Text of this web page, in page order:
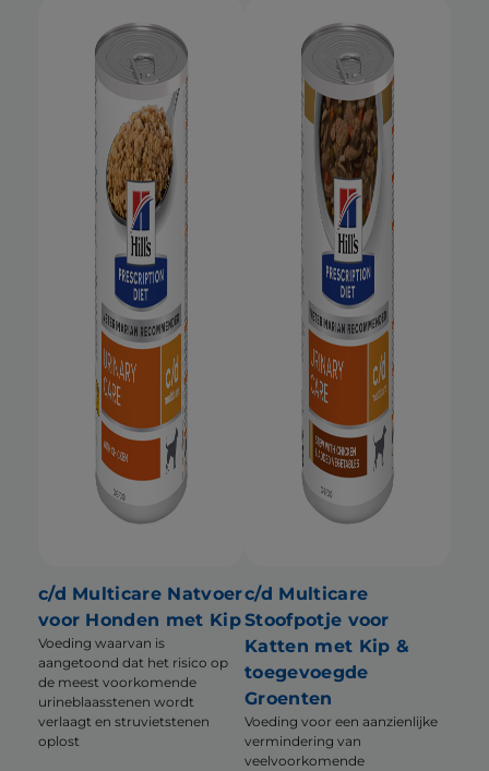
c/d Multicare Natvoer
voor Honden met Kip
Voeding waarvan is
aangetoond dat het risico op
de meest voorkomende
urineblaasstenen wordt
verlaagt en struvietstenen
oplost
c/d Multicare
Stoofpotje voor
Katten met Kip &
toegevoegde
Groenten
Voeding voor een aanzienlijke
vermindering van
veelvoorkomende